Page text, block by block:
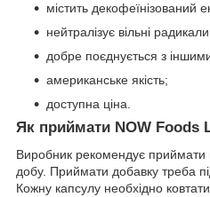
містить декофеїнізований
нейтралізує вільні
добре поєднується з
американське якість;
доступна ціна.
Як приймати NOW Foods
Виробник рекомендує приймати
добу. Приймати добавку треба
Кожну капсулу необхідно